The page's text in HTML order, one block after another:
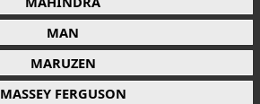
MAN
MARUZEN
MASSEY FERGUSON